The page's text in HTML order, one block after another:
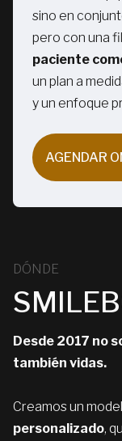
sino en
pero con una
paciente
un plan a
y un enfoque
AGENDAR
AGENDAR
DÓNDE
Desde 2017 no
también vidas.
Creamos un
personalizado,